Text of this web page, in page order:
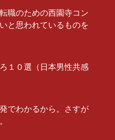
職のための西園寺コン
と思われているものを
１０選（日本男性共感
でわかるから。さすが